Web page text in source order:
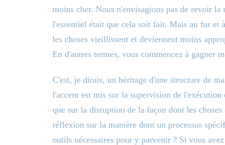
moins cher. Nous n'envisagions pas de revoir
l'essentiel était que cela soit fait. Mais au fur et
les choses vieillissent et deviennent moins
En d'autres termes, vous commencez à gagner
C'est, je dirais, un héritage d'une structure de
l'accent est mis sur la supervision de
que sur la disruption de la façon dont les
réflexion sur la manière dont un processus
outils nécessaires pour y parvenir ? Si vous